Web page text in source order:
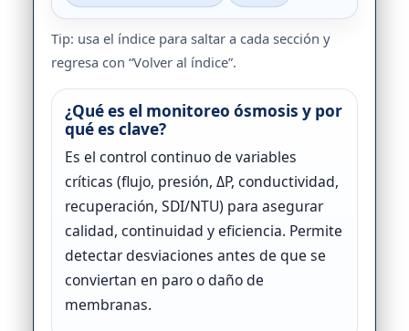
Tip: usa el índice para saltar a cada sección y
regresa con “Volver al índice”.
¿Qué es el monitoreo ósmosis y por
qué es clave?
Es el control continuo de variables
críticas (flujo, presión, ΔP, conductividad,
recuperación, SDI/NTU) para asegurar
calidad, continuidad y eficiencia. Permite
detectar desviaciones antes de que se
conviertan en paro o daño de
membranas.